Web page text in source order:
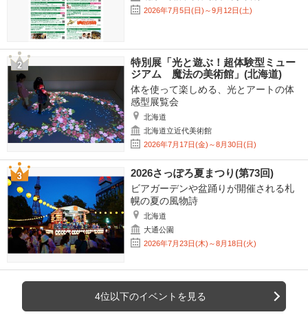
2026年7月5日(日)～9月12日(土)
特別展「光と遊ぶ！超体験型ミュー
ジアム 魔法の美術館」(北海道)
体を使って楽しめる、光とアートの体
感型展覧会
北海道
北海道立近代美術館
2026年7月17日(金)～8月30日(日)
2026さっぽろ夏まつり(第73回)
ビアガーデンや盆踊りが開催される札
幌の夏の風物詩
北海道
大通公園
2026年7月23日(木)～8月18日(火)
4位以下のイベントを見る